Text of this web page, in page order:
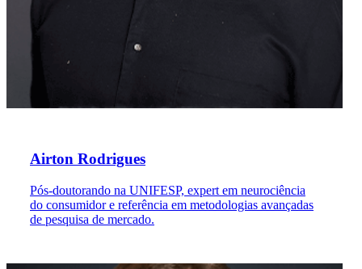
Airton Rodrigues
Pós-doutorando na UNIFESP, expert em neurociência
do consumidor e referência em metodologias avançadas
de pesquisa de mercado.